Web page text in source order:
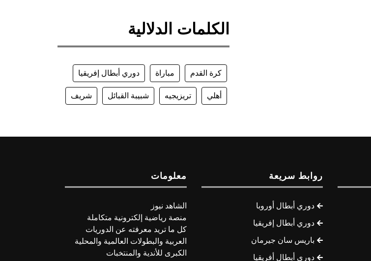
الكلمات الدلالية
كرة القدم مباراة دوري أبطال إفريقيا
أهلي تريزيجيه شبيبة القبائل شريف
روابط سريعة
دوري أبطال أوروبا
دوري أبطال إفريقيا
باريس سان جيرمان
دوري أبطال أفريقيا
معلومات
الشاهد نيوز
منصة رياضية إلكترونية متكاملة
كل ما تريد معرفته عن الدوريات
العربية والبطولات العالمية والمحلية
الكبرى للأندية والمنتخبات